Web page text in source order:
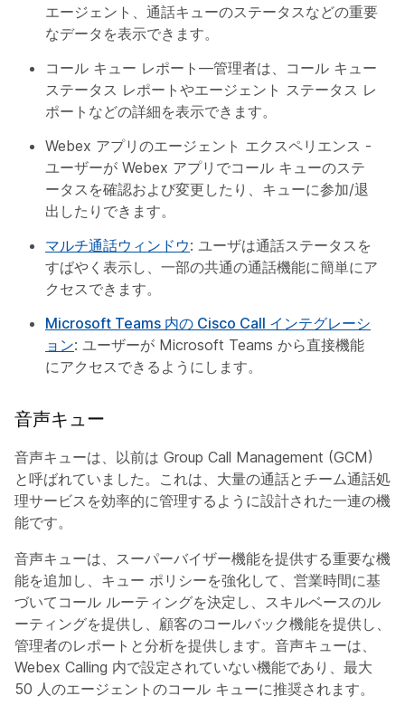
エージェント、通話キューのステータスなどの重要
なデータを表示できます。
コール キュー レポート—管理者は、コール キュー
ステータス レポートやエージェント ステータス レ
ポートなどの詳細を表示できます。
Webex アプリのエージェント エクスペリエンス -
ユーザーが Webex アプリでコール キューのステ
ータスを確認および変更したり、キューに参加/退
出したりできます。
マルチ通話ウィンドウ: ユーザは通話ステータスを
すばやく表示し、一部の共通の通話機能に簡単にア
クセスできます。
Microsoft Teams 内の Cisco Call インテグレーシ
ョン: ユーザーが Microsoft Teams から直接機能
にアクセスできるようにします。
音声キュー
音声キューは、以前は Group Call Management (GCM)
と呼ばれていました。これは、大量の通話とチーム通話処
理サービスを効率的に管理するように設計された一連の機
能です。
音声キューは、スーパーバイザー機能を提供する重要な機
能を追加し、キュー ポリシーを強化して、営業時間に基
づいてコール ルーティングを決定し、スキルベースのル
ーティングを提供し、顧客のコールバック機能を提供し、
管理者のレポートと分析を提供します。音声キューは、
Webex Calling 内で設定されていない機能であり、最大
50 人のエージェントのコール キューに推奨されます。